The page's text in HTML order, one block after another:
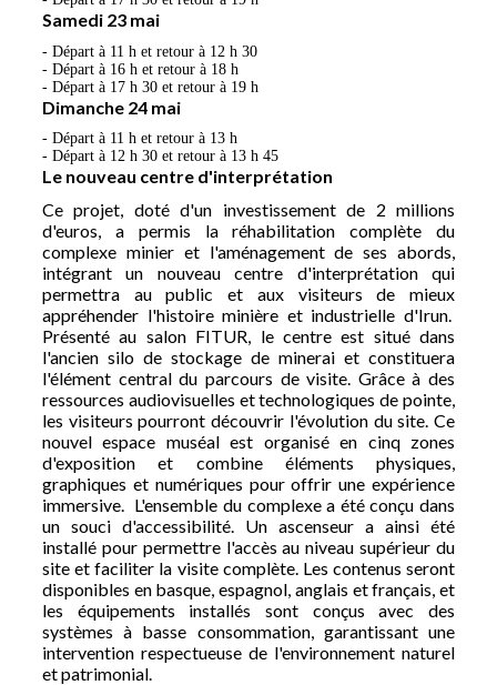
Samedi 23 mai
- Départ à 11 h et retour à 12 h 30
- Départ à 16 h et retour à 18 h
- Départ à 17 h 30 et retour à 19 h
Dimanche 24 mai
- Départ à 11 h et retour à 13 h
- Départ à 12 h 30 et retour à 13 h 45
Le nouveau centre d'interprétation
Ce projet, doté d'un investissement de 2 millions
d'euros, a permis la réhabilitation complète du
complexe minier et l'aménagement de ses abords,
intégrant un nouveau centre d'interprétation qui
permettra au public et aux visiteurs de mieux
appréhender l'histoire minière et industrielle d'Irun.
Présenté au salon FITUR, le centre est situé dans
l'ancien silo de stockage de minerai et constituera
l'élément central du parcours de visite. Grâce à des
ressources audiovisuelles et technologiques de pointe,
les visiteurs pourront découvrir l'évolution du site. Ce
nouvel espace muséal est organisé en cinq zones
d'exposition et combine éléments physiques,
graphiques et numériques pour offrir une expérience
immersive. L'ensemble du complexe a été conçu dans
un souci d'accessibilité. Un ascenseur a ainsi été
installé pour permettre l'accès au niveau supérieur du
site et faciliter la visite complète. Les contenus seront
disponibles en basque, espagnol, anglais et français, et
les équipements installés sont conçus avec des
systèmes à basse consommation, garantissant une
intervention respectueuse de l'environnement naturel
et patrimonial.